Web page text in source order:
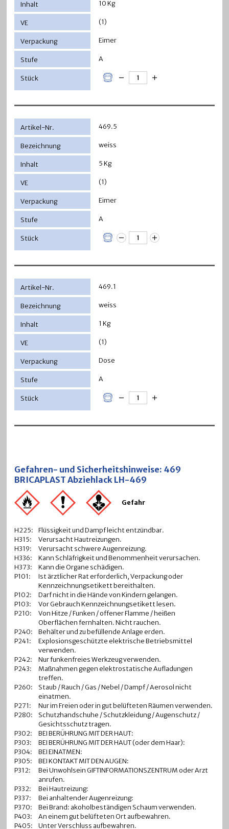
10 Kg
(1)
Eimer
A
469.5
weiss
5 Kg
(1)
Eimer
A
469.1
weiss
1 Kg
(1)
Dose
A
Gefahren- und Sicherheitshinweise: 469
BRICAPLAST Abziehlack LH-469
Gefahr
H225:
Flüssigkeit und Dampf leicht entzündbar.
H315:
Verursacht Hautreizungen.
H319:
Verursacht schwere Augenreizung.
H336:
Kann Schläfrigkeit und Benommenheit verursachen.
H373:
Kann die Organe schädigen.
P101:
Ist ärztlicher Rat erforderlich, Verpackung oder
Kennzeichnungsetikett bereithalten.
P102:
Darf nicht in die Hände von Kindern gelangen.
P103:
Vor Gebrauch Kennzeichnungsetikett lesen.
P210:
Von Hitze / Funken / offener Flamme / heißen
Oberflächen fernhalten. Nicht rauchen.
P240:
Behälter und zu befüllende Anlage erden.
P241:
Explosionsgeschützte elektrische Betriebsmittel
verwenden.
P242:
Nur funkenfreies Werkzeug verwenden.
P243:
Maßnahmen gegen elektrostatische Aufladungen
treffen.
P260:
Staub / Rauch / Gas / Nebel / Dampf / Aerosol nicht
einatmen.
P271:
Nur im Freien oder in gut belüfteten Räumen verwenden.
P280:
Schutzhandschuhe / Schutzkleidung / Augenschutz /
Gesichtsschutz tragen.
P302:
BEI BERÜHRUNG MIT DER HAUT:
P303:
BEI BERÜHRUNG MIT DER HAUT (oder dem Haar):
P304:
BEI EINATMEN:
P305:
BEI KONTAKT MIT DEN AUGEN:
P312:
Bei Unwohlsein GIFTINFORMATIONSZENTRUM oder Arzt
anrufen.
P332:
Bei Hautreizung:
P337:
Bei anhaltender Augenreizung:
P370:
Bei Brand: akoholbeständigen Schaum verwenden.
P403:
An einem gut belüfteten Ort aufbewahren.
P405:
Unter Verschluss aufbewahren.